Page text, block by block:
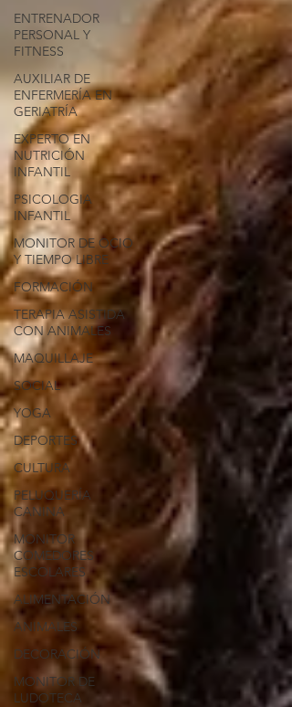
ENTRENADOR
PERSONAL Y
FITNESS
AUXILIAR DE
ENFERMERÍA EN
GERIATRÍA
EXPERTO EN
NUTRICIÓN
INFANTIL
PSICOLOGIA
INFANTIL
MONITOR DE OCIO
Y TIEMPO LIBRE
FORMACIÓN
TERAPIA ASISTIDA
CON ANIMALES
MAQUILLAJE
SOCIAL
YOGA
DEPORTES
CULTURA
PELUQUERÍA
CANINA
MONITOR
COMEDORES
ESCOLARES
ALIMENTACIÓN
ANIMALES
DECORACIÓN
MONITOR DE
LUDOTECA